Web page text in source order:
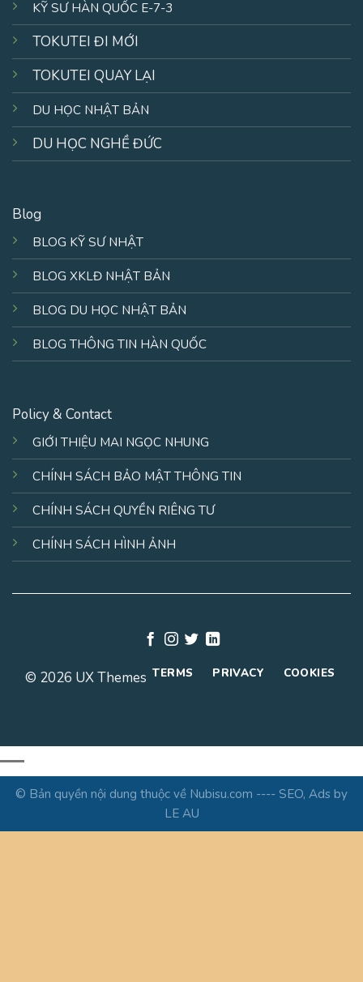
KỸ SƯ HÀN QUỐC E-7-3
TOKUTEI ĐI MỚI
TOKUTEI QUAY LẠI
DU HỌC NHẬT BẢN
DU HỌC NGHỀ ĐỨC
Blog
BLOG KỸ SƯ NHẬT
BLOG XKLĐ NHẬT BẢN
BLOG DU HỌC NHẬT BẢN
BLOG THÔNG TIN HÀN QUỐC
Policy & Contact
GIỚI THIỆU MAI NGỌC NHUNG
CHÍNH SÁCH BẢO MẬT THÔNG TIN
CHÍNH SÁCH QUYỀN RIÊNG TƯ
CHÍNH SÁCH HÌNH ẢNH
© 2026 UX Themes TERMS PRIVACY COOKIES
© Bản quyền nội dung thuộc về Nubisu.com ---- SEO, Ads by
LE AU